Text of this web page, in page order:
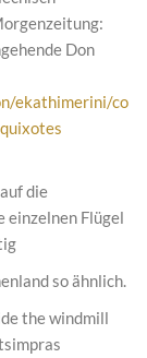
Don
ekathimerini/co
die
einzelnen Flügel
so ähnlich.
the windmill